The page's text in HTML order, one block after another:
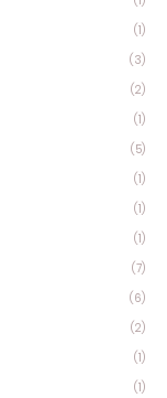
(1)
(3)
(2)
(1)
(5)
(1)
(1)
(1)
(7)
(6)
(2)
(1)
(1)